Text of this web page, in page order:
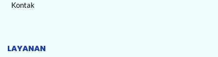
Kontak
LAYANAN